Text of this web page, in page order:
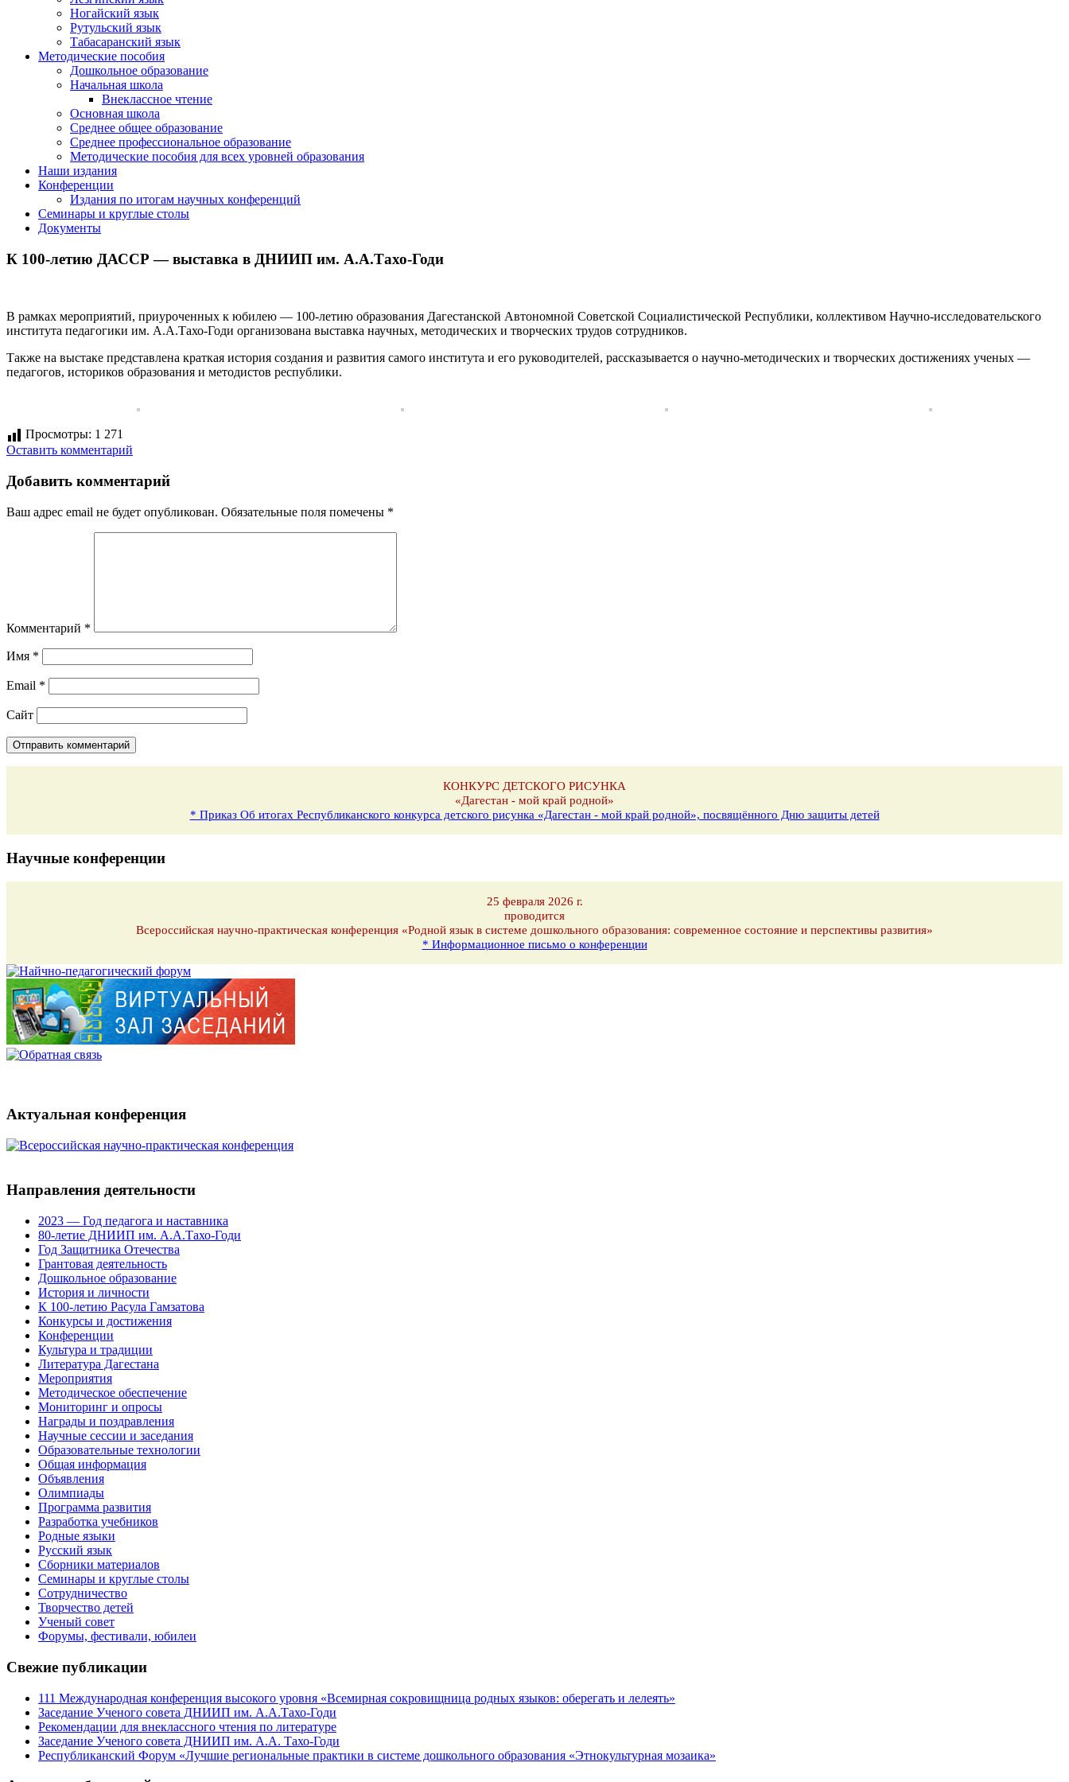
Ногайский язык
Рутульский язык
Табасаранский язык
Методические пособия
Дошкольное образование
Начальная школа
Внеклассное чтение
Основная школа
Среднее общее образование
Среднее профессиональное образование
Методические пособия для всех уровней образования
Наши издания
Конференции
Издания по итогам научных конференций
Семинары и круглые столы
Документы
К 100-летию ДАССР — выставка в ДНИИП им. А.А.Тахо-Годи
В рамках мероприятий, приуроченных к юбилею — 100-летию образования Дагестанской Автономной Советской Социалистической Республики, коллективом Научно-исследовательского
института педагогики им. А.А.Тахо-Годи организована выставка научных, методических и творческих трудов сотрудников.
Также на выстаке представлена краткая история создания и развития самого института и его руководителей, рассказывается о научно-методических и творческих достижениях ученых —
педагогов, историков образования и методистов республики.
Просмотры: 1 271
Оставить комментарий
Добавить комментарий
Ваш адрес email не будет опубликован. Обязательные поля помечены *
Комментарий *
Имя *
Email *
Сайт
КОНКУРС ДЕТСКОГО РИСУНКА
«Дагестан - мой край родной»
* Приказ Об итогах Республиканского конкурса детского рисунка «Дагестан - мой край родной», посвящённого Дню защиты детей
Научные конференции
25 февраля 2026 г.
проводится
Всероссийская научно-практическая конференция «Родной язык в системе дошкольного образования: современное состояние и перспективы развития»
* Информационное письмо о конференции
Актуальная конференция
Направления деятельности
2023 — Год педагога и наставника
80-летие ДНИИП им. А.А.Тахо-Годи
Год Защитника Отечества
Грантовая деятельность
Дошкольное образование
История и личности
К 100-летию Расула Гамзатова
Конкурсы и достижения
Конференции
Культура и традиции
Литература Дагестана
Мероприятия
Методическое обеспечение
Мониторинг и опросы
Награды и поздравления
Научные сессии и заседания
Образовательные технологии
Общая информация
Объявления
Олимпиады
Программа развития
Разработка учебников
Родные языки
Русский язык
Сборники материалов
Семинары и круглые столы
Сотрудничество
Творчество детей
Ученый совет
Форумы, фестивали, юбилеи
Свежие публикации
111 Международная конференция высокого уровня «Всемирная сокровищница родных языков: оберегать и лелеять»
Заседание Ученого совета ДНИИП им. А.А.Тахо-Годи
Рекомендации для внеклассного чтения по литературе
Заседание Ученого совета ДНИИП им. А.А. Тахо-Годи
Республиканский Форум «Лучшие региональные практики в системе дошкольного образования «Этнокультурная мозаика»